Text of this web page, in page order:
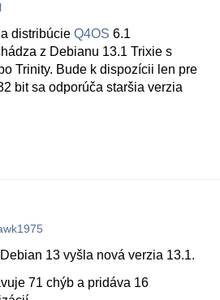
distribúcie Q4OS 6.1
z Debianu 13.1 Trixie s
Trinity. Bude k dispozícii len pre
bit sa odporúča staršia verzia
13 vyšla nová verzia 13.1.
71 chýb a pridáva 16